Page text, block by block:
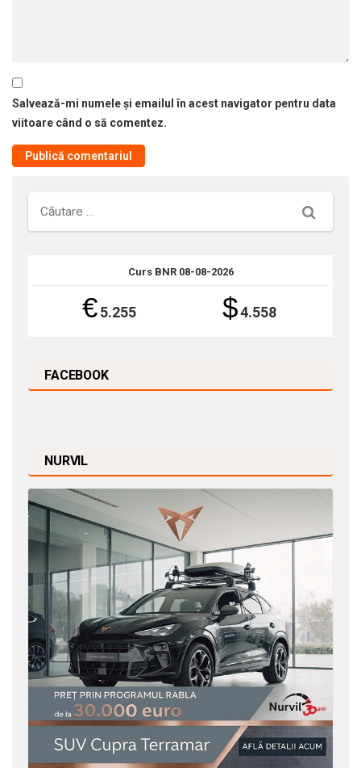
Salvează-mi numele și emailul în acest navigator pentru data
viitoare când o să comentez.
Căutare
Curs BNR 08-08-2026
€5.255 $4.558
FACEBOOK
NURVIL